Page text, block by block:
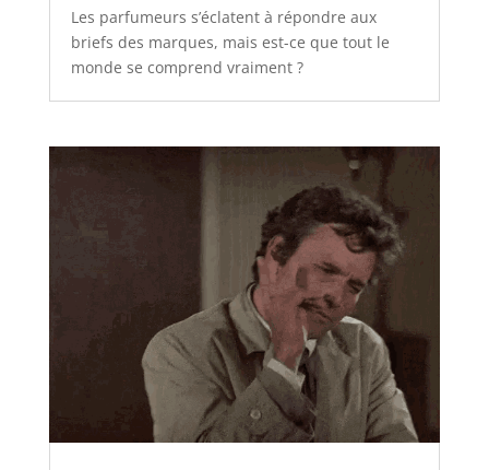
Les parfumeurs s’éclatent à répondre aux
briefs des marques, mais est-ce que tout le
monde se comprend vraiment ?